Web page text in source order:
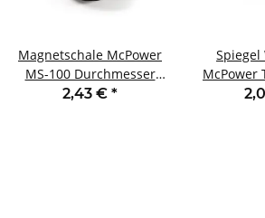
Magnetschale McPower
MS-100 Durchmesser
Ø108mm gummierter
2,43 € *
Spiegel
McPower
70cm Ø-